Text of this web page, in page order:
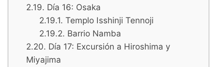
Día 16: Osaka
Templo Isshinji Tennoji
Barrio Namba
Día 17: Excursión a Hiroshima y
Miyajima